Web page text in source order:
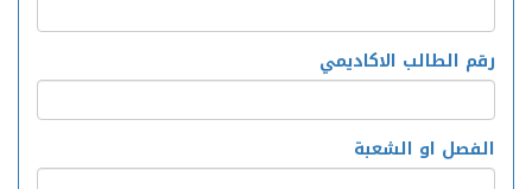
رقم الطالب الاكاديمي
الفصل او الشعبة